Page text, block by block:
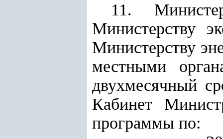
11.
Министерству
Министерству
местными
двухмесячный
Кабинет
программы по: